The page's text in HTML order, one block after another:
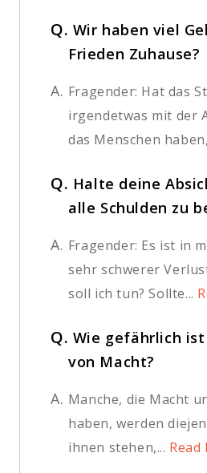
Q. Wir haben viel
Frieden Zuhause?
A. Fragender: Hat das
irgendetwas mit der
das Menschen
Q. Halte deine
alle Schulden zu
A. Fragender: Es ist in
sehr schwerer
soll ich tun? Sollte...
Q. Wie gefährlich
von Macht?
A. Manche, die Macht
haben, werden
ihnen stehen,... Read